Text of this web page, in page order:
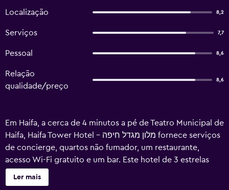
Localização 8,2
Serviços 7,7
Pessoal 8,6
Relação
qualidade/preço
8,6
Em Haifa, a cerca de 4 minutos a pé de Teatro Municipal de
Haifa, Haifa Tower Hotel - מלון מגדל חיפה fornece serviços
de concierge, quartos não fumador, um restaurante,
acesso Wi-Fi gratuito e um bar. Este hotel de 3 estrelas
dispõe de um multibanco e um balcão de turismo. O
alojamento dispõe de serviço de quartos, uma receção
Ler mais